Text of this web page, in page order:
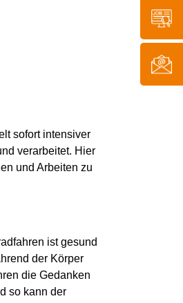
sofort intensiver
verarbeitet. Hier
und Arbeiten zu
ist gesund
der Körper
die Gedanken
so kann der